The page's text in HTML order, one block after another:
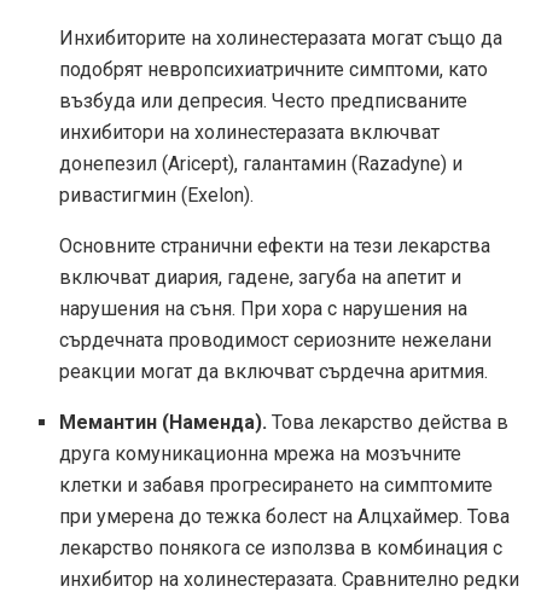
Инхибиторите на холинестеразата могат също да
подобрят невропсихиатричните симптоми, като
възбуда или депресия. Често предписваните
инхибитори на холинестеразата включват
донепезил (Aricept), галантамин (Razadyne) и
ривастигмин (Exelon).
Основните странични ефекти на тези лекарства
включват диария, гадене, загуба на апетит и
нарушения на съня. При хора с нарушения на
сърдечната проводимост сериозните нежелани
реакции могат да включват сърдечна аритмия.
Мемантин (Наменда). Това лекарство действа в
друга комуникационна мрежа на мозъчните
клетки и забавя прогресирането на симптомите
при умерена до тежка болест на Алцхаймер. Това
лекарство понякога се използва в комбинация с
инхибитор на холинестеразата. Сравнително редки